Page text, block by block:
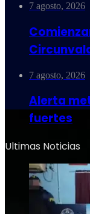
7 agosto, 2026
7 agosto, 2026
Alerta
fuertes
Ultimas Noticias